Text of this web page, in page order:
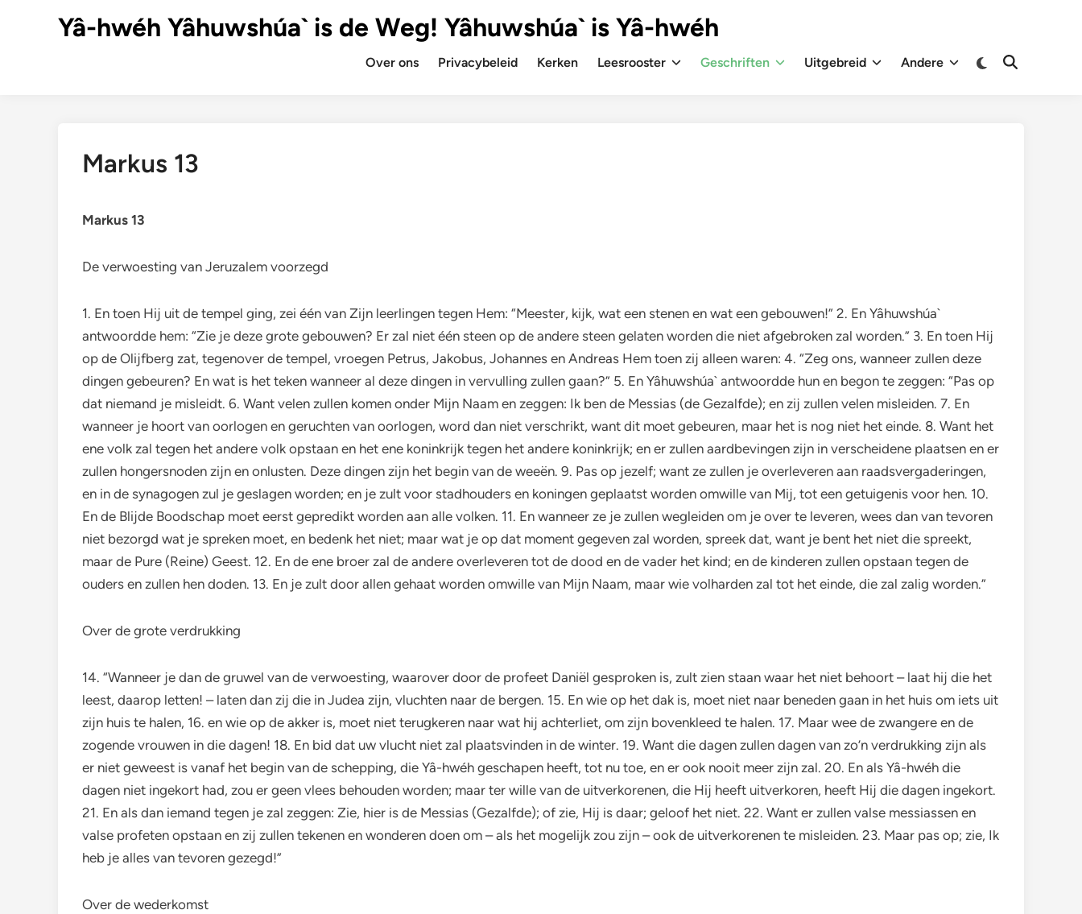
Yâ-hwéh Yâhuwshúa` is de Weg! Yâhuwshúa` is Yâ-hwéh
Over ons Privacybeleid Kerken Leesrooster Geschriften Uitgebreid Andere
Overschakelen
Zoeken
Markus 13
Markus 13
De verwoesting van Jeruzalem voorzegd
1. En toen Hij uit de tempel ging, zei één van Zijn leerlingen tegen Hem: “Meester, kijk, wat een stenen en wat een gebouwen!” 2. En Yâhuwshúa`
antwoordde hem: “Zie je deze grote gebouwen? Er zal niet één steen op de andere steen gelaten worden die niet afgebroken zal worden.” 3. En toen Hij
op de Olijfberg zat, tegenover de tempel, vroegen Petrus, Jakobus, Johannes en Andreas Hem toen zij alleen waren: 4. “Zeg ons, wanneer zullen deze
dingen gebeuren? En wat is het teken wanneer al deze dingen in vervulling zullen gaan?” 5. En Yâhuwshúa` antwoordde hun en begon te zeggen: “Pas op
dat niemand je misleidt. 6. Want velen zullen komen onder Mijn Naam en zeggen: Ik ben de Messias (de Gezalfde); en zij zullen velen misleiden. 7. En
wanneer je hoort van oorlogen en geruchten van oorlogen, word dan niet verschrikt, want dit moet gebeuren, maar het is nog niet het einde. 8. Want het
ene volk zal tegen het andere volk opstaan en het ene koninkrijk tegen het andere koninkrijk; en er zullen aardbevingen zijn in verscheidene plaatsen en er
zullen hongersnoden zijn en onlusten. Deze dingen zijn het begin van de weeën. 9. Pas op jezelf; want ze zullen je overleveren aan raadsvergaderingen,
en in de synagogen zul je geslagen worden; en je zult voor stadhouders en koningen geplaatst worden omwille van Mij, tot een getuigenis voor hen. 10.
En de Blijde Boodschap moet eerst gepredikt worden aan alle volken. 11. En wanneer ze je zullen wegleiden om je over te leveren, wees dan van tevoren
niet bezorgd wat je spreken moet, en bedenk het niet; maar wat je op dat moment gegeven zal worden, spreek dat, want je bent het niet die spreekt,
maar de Pure (Reine) Geest. 12. En de ene broer zal de andere overleveren tot de dood en de vader het kind; en de kinderen zullen opstaan tegen de
ouders en zullen hen doden. 13. En je zult door allen gehaat worden omwille van Mijn Naam, maar wie volharden zal tot het einde, die zal zalig worden.”
Over de grote verdrukking
14. “Wanneer je dan de gruwel van de verwoesting, waarover door de profeet Daniël gesproken is, zult zien staan waar het niet behoort – laat hij die het
leest, daarop letten! – laten dan zij die in Judea zijn, vluchten naar de bergen. 15. En wie op het dak is, moet niet naar beneden gaan in het huis om iets uit
zijn huis te halen, 16. en wie op de akker is, moet niet terugkeren naar wat hij achterliet, om zijn bovenkleed te halen. 17. Maar wee de zwangere en de
zogende vrouwen in die dagen! 18. En bid dat uw vlucht niet zal plaatsvinden in de winter. 19. Want die dagen zullen dagen van zo’n verdrukking zijn als
er niet geweest is vanaf het begin van de schepping, die Yâ-hwéh geschapen heeft, tot nu toe, en er ook nooit meer zijn zal. 20. En als Yâ-hwéh die
dagen niet ingekort had, zou er geen vlees behouden worden; maar ter wille van de uitverkorenen, die Hij heeft uitverkoren, heeft Hij die dagen ingekort.
21. En als dan iemand tegen je zal zeggen: Zie, hier is de Messias (Gezalfde); of zie, Hij is daar; geloof het niet. 22. Want er zullen valse messiassen en
valse profeten opstaan en zij zullen tekenen en wonderen doen om – als het mogelijk zou zijn – ook de uitverkorenen te misleiden. 23. Maar pas op; zie, Ik
heb je alles van tevoren gezegd!”
Over de wederkomst